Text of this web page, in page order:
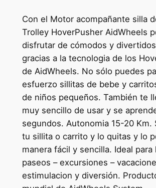
Con el Motor acompañante silla
Trolley HoverPusher AidWheels
disfrutar de cómodos y
gracias a la tecnologia de los
de AidWheels. No sólo puedes
esfuerzo sillitas de bebe y
de niños pequeños. También te
muy sencillo de usar y se
segundos. Autonomia 15-20 Km.
tu sillita o carrito y lo quitas y lo
manera fácil y sencilla. Ideal para
paseos – excursiones –
estimulacion y diversión.